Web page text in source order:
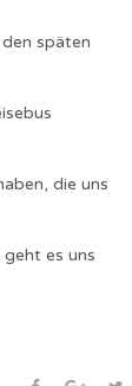
späten
die uns
es uns